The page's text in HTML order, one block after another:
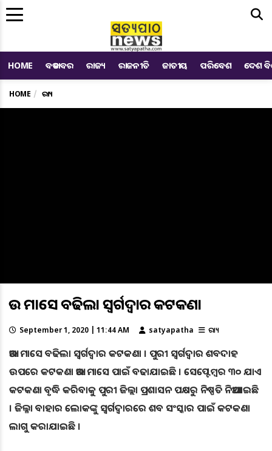
HOME ବଡ ଖବର ରାଜ୍ୟ ରାଜନୀତି ଜାତୀୟ ପରିବେଶ ଦେଶ
HOME ରାଜ୍ୟ
ଆଉ ମାସେ ବଢିଲା ସ୍ୱର୍ଗଦ୍ୱାର କଟକଣା
September 1, 2020 | 11:44 AM satyapatha ରାଜ୍ୟ
ଆଉ ମାସେ ବଢିଲା ସ୍ୱର୍ଗଦ୍ୱାର କଟକଣା । ପୁରୀ ସ୍ୱର୍ଗଦ୍ୱାର ଶବଦାହ
ଉପରେ କଟକଣା ଆଉ ମାସେ ପାଇଁ ବଢାଯାଇଛି । ସେପ୍ଟେମ୍ବର ୩୦ ଯାଏ
କଟକଣା ବୃଦ୍ଧି କରିବାକୁ ପୁରୀ ଜିଲ୍ଲା ପ୍ରଶାସନ ପକ୍ଷରୁ ନିଷ୍ପତି ନିଆଯାଇଛି
। ଜିଲ୍ଳା ବାହାର ଲୋକଙ୍କୁ ସ୍ୱର୍ଗଦ୍ୱାରରେ ଶବ ସଂସ୍କାର ପାଇଁ କଟକଣା
ଲାଗୁ କରାଯାଇଛି ।